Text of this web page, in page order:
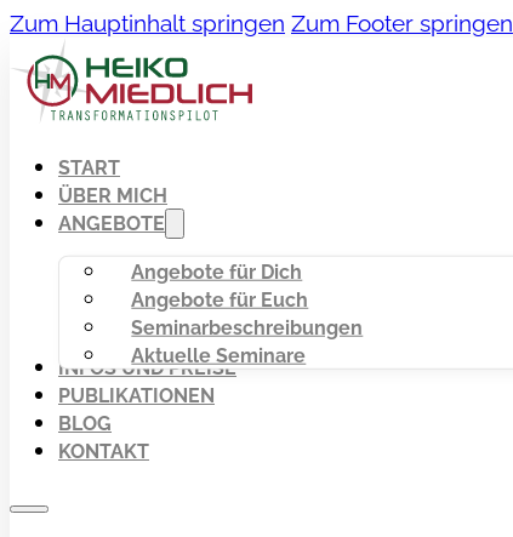
Zum Hauptinhalt springen Zum Footer springen
START
ÜBER MICH
ANGEBOTE
Angebote für Dich
Angebote für Euch
Seminarbeschreibungen
Aktuelle Seminare
INFOS UND PREISE
PUBLIKATIONEN
BLOG
KONTAKT